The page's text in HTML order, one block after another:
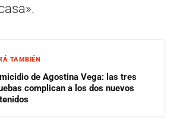
TAMBIÉN
de Agostina Vega: las tres
complican a los dos nuevos